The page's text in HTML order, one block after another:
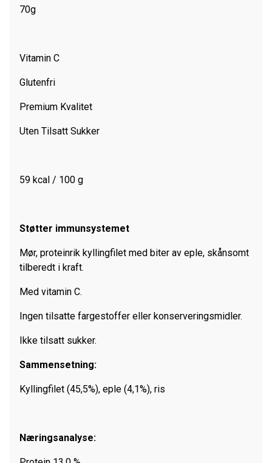
antall
70g
Vitamin C
Glutenfri
Premium Kvalitet
Uten Tilsatt Sukker
59 kcal / 100 g
Støtter immunsystemet
Mør, proteinrik kyllingfilet med biter av eple, skånsomt
tilberedt i kraft.
Med vitamin C.
Ingen tilsatte fargestoffer eller konserveringsmidler.
Ikke tilsatt sukker.
Sammensetning:
Kyllingfilet (45,5%), eple (4,1%), ris
Næringsanalyse: